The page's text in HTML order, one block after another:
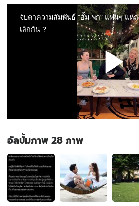
อัลบั้มภาพ 28 ภาพ
อัลบั้ม
ภาพ
28
ภาพ
ของ